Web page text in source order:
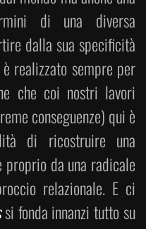
di una diversa
dalla sua specificità
realizzato sempre per
che coi nostri lavori
conseguenze) qui è
di ricostruire una
da una radicale
relazionale. E ci
si fonda innanzi tutto su